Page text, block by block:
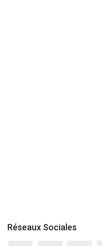
Réseaux Sociales